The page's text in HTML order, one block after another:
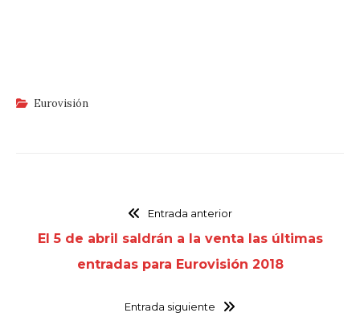
Eurovisión
Entrada anterior
El 5 de abril saldrán a la venta las últimas
entradas para Eurovisión 2018
Entrada siguiente